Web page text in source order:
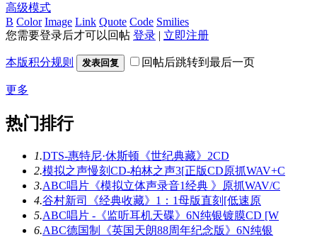
高级模式
B Color Image Link Quote Code Smilies
您需要登录后才可以回帖 登录 | 立即注册
本版积分规则 发表回复 回帖后跳转到最后一页
更多
热门排行
1.DTS-惠特尼·休斯顿《世纪典藏》2CD
2.模拟之声慢刻CD-柏林之声3[正版CD原抓WAV+C
3.ABC唱片《模拟立体声录音1经典 》原抓WAV/C
4.谷村新司《经典收藏》1：1母版直刻[低速原
5.ABC唱片 -《监听耳机天碟》6N纯银镀膜CD [W
6.ABC德国制《英国天朗88周年纪念版》6N纯银